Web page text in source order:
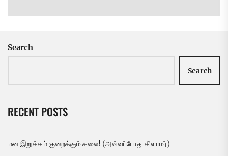
Search
Search
RECENT POSTS
மன இறுக்கம் குறைக்கும் கலை! (அவ்வப்போது கிளாமர்)